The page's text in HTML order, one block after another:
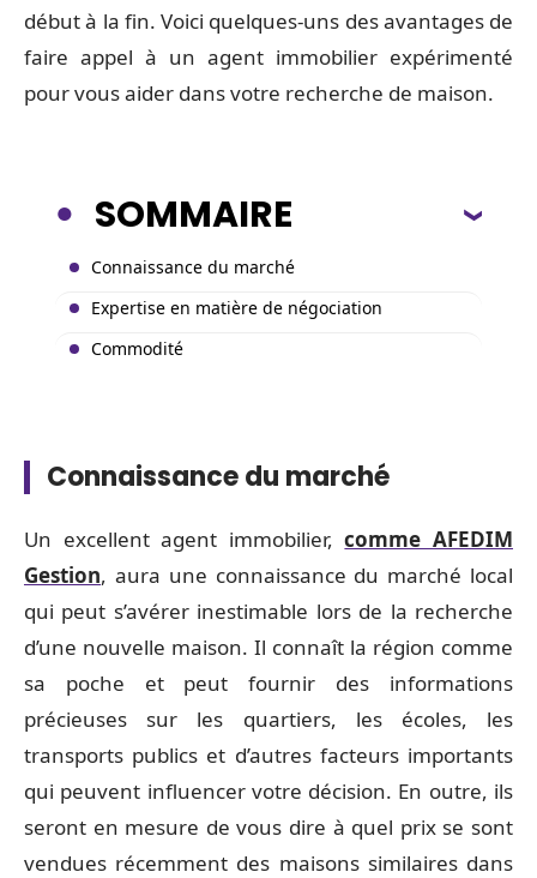
début à la fin. Voici quelques-uns des avantages de
faire appel à un agent immobilier expérimenté
pour vous aider dans votre recherche de maison.
SOMMAIRE
Connaissance du marché
Expertise en matière de négociation
Commodité
Connaissance du marché
Un excellent agent immobilier,comme AFEDIM
Gestion, aura une connaissance du marché local
qui peut s’avérer inestimable lors de la recherche
d’une nouvelle maison. Il connaît la région comme
sa poche et peut fournir des informations
précieuses sur les quartiers, les écoles, les
transports publics et d’autres facteurs importants
qui peuvent influencer votre décision. En outre, ils
seront en mesure de vous dire à quel prix se sont
vendues récemment des maisons similaires dans